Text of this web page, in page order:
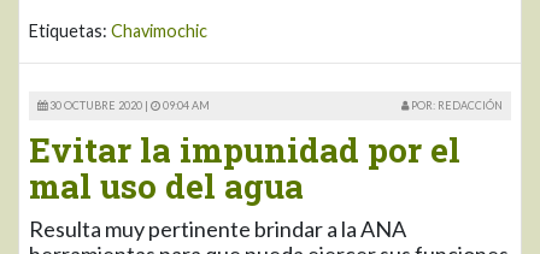
Etiquetas: Chavimochic
30 OCTUBRE 2020 | 09:04 AM POR: REDACCIÓN
Evitar la impunidad por el
mal uso del agua
Resulta muy pertinente brindar a la ANA